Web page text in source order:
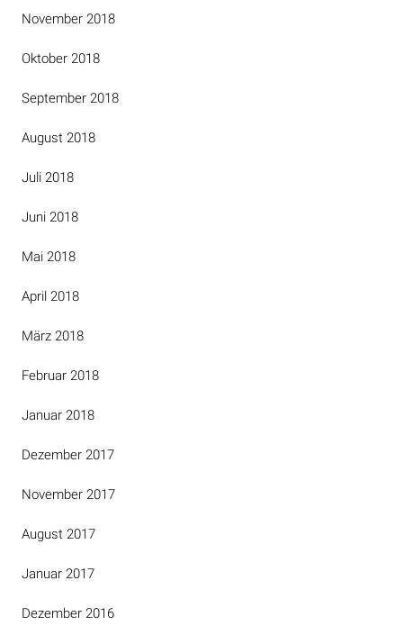
November 2018
Oktober 2018
September 2018
August 2018
Juli 2018
Juni 2018
Mai 2018
April 2018
März 2018
Februar 2018
Januar 2018
Dezember 2017
November 2017
August 2017
Januar 2017
Dezember 2016